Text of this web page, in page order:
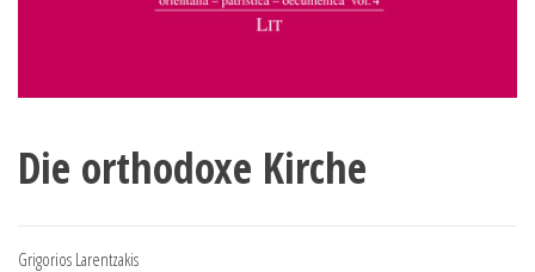
Die orthodoxe Kirche
Grigorios Larentzakis